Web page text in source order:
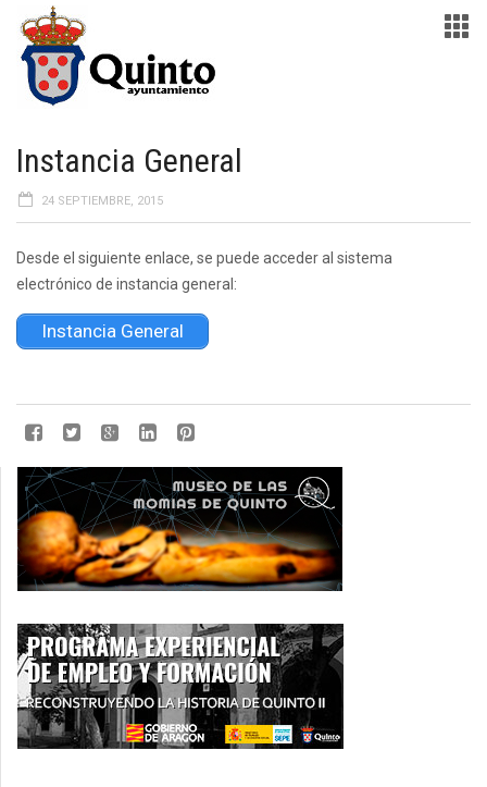
Instancia General
24 SEPTIEMBRE, 2015
Desde el siguiente enlace, se puede acceder al sistema
electrónico de instancia general:
Instancia General